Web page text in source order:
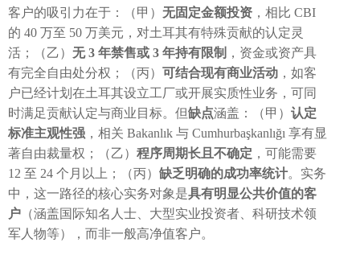
客户的吸引力在于：（甲） 无固定金额投资 ，相比 CBI
的 40 万至 50 万美元，对土耳其有特殊贡献的认定灵
活；（乙） 无 3 年禁售或 3 年持有限制 ，资金或资产具
有完全自由处分权；（丙） 可结合现有商业活动 ，如客
户已经计划在土耳其设立工厂或开展实质性业务，可同
时满足贡献认定与商业目标。但缺点涵盖：（甲） 认定
标准主观性强 ，相关 Bakanlık 与 Cumhurbaşkanlığı 享有显
著自由裁量权；（乙） 程序周期长且不确定 ，可能需要
12 至 24 个月以上；（丙） 缺乏明确的成功率统计。实务
中，这一路径的核心实务对象是具有明显公共价值的客
户 （涵盖国际知名人士、大型实业投资者、科研技术领
军人物等），而非一般高净值客户。